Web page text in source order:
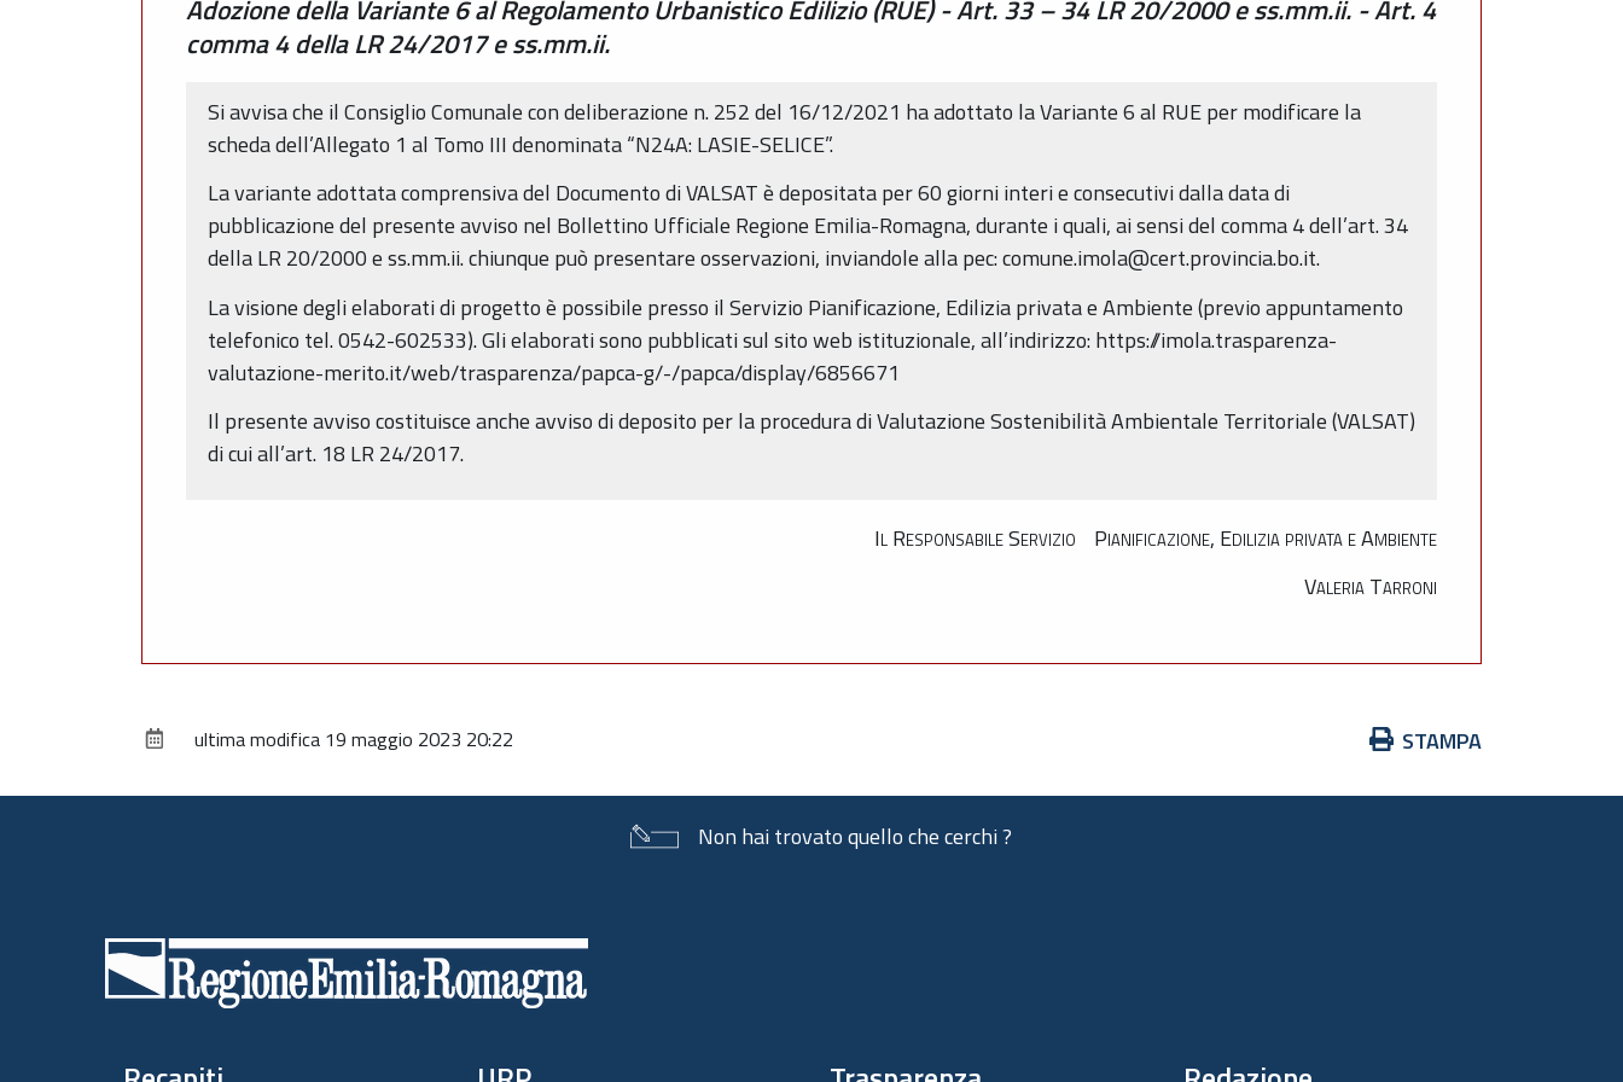
Adozione della Variante 6 al Regolamento Urbanistico Edilizio (RUE) - Art. 33 – 34 LR 20/2000 e ss.mm.ii. - Art. 4
comma 4 della LR 24/2017 e ss.mm.ii.
Si avvisa che il Consiglio Comunale con deliberazione n. 252 del 16/12/2021 ha adottato la Variante 6 al RUE per modificare la
scheda dell’Allegato 1 al Tomo III denominata “N24A: LASIE-SELICE”.
La variante adottata comprensiva del Documento di VALSAT è depositata per 60 giorni interi e consecutivi dalla data di
pubblicazione del presente avviso nel Bollettino Ufficiale Regione Emilia-Romagna, durante i quali, ai sensi del comma 4 dell’art. 34
della LR 20/2000 e ss.mm.ii. chiunque può presentare osservazioni, inviandole alla pec: comune.imola@cert.provincia.bo.it.
La visione degli elaborati di progetto è possibile presso il Servizio Pianificazione, Edilizia privata e Ambiente (previo appuntamento
telefonico tel. 0542-602533). Gli elaborati sono pubblicati sul sito web istituzionale, all’indirizzo: https://imola.trasparenza-
valutazione-merito.it/web/trasparenza/papca-g/-/papca/display/6856671
Il presente avviso costituisce anche avviso di deposito per la procedura di Valutazione Sostenibilità Ambientale Territoriale (VALSAT)
di cui all’art. 18 LR 24/2017.
Il Responsabile Servizio Pianificazione, Edilizia privata e Ambiente
Valeria Tarroni
Azioni
documento
STAMPA
ultima modifica 19 maggio 2023 20:22
Non hai trovato quello che cerchi ?